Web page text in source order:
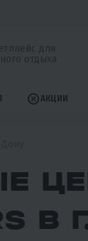
АКЦИИ